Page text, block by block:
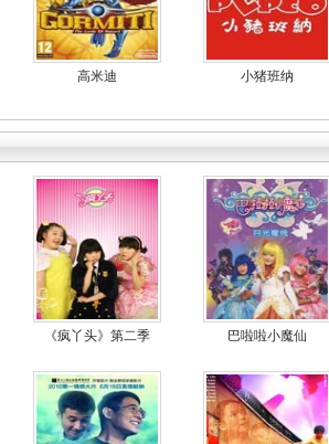
高米迪 小猪班纳
《疯丫头》第二季 巴啦啦小魔仙